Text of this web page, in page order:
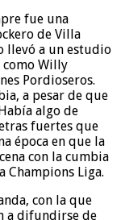
fue una
de Villa
llevó a un estudio
Willy
Pordioseros.
a pesar de que
algo de
fuertes que
época en que la
con la cumbia
Champions Liga.
con la que
a difundirse de